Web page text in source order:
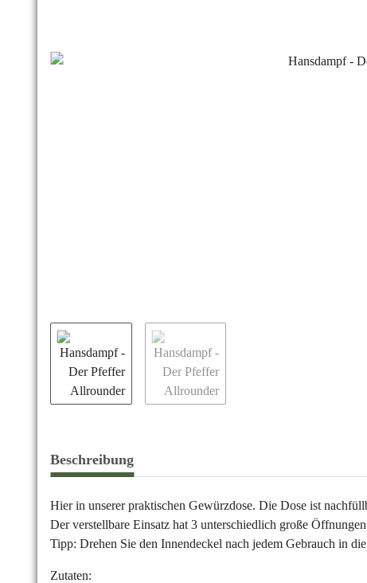
Beschreibung
Hier in unserer praktischen Gewürzdose. Die Dose ist
Der verstellbare Einsatz hat 3 unterschiedlich große
Tipp: Drehen Sie den Innendeckel nach jedem Gebrauch in
Zutaten: